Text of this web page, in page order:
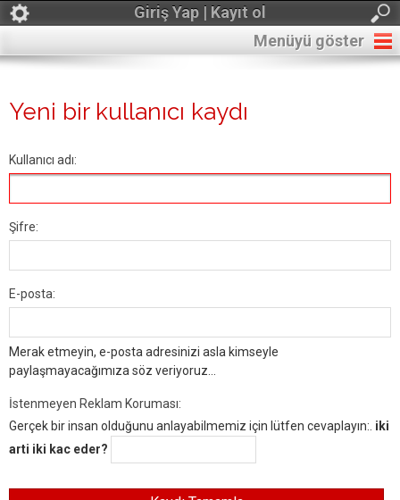
Giriş Yap | Kayıt ol
Menüyü göster
Yeni bir kullanıcı kaydı
Kullanıcı adı:
Şifre:
E-posta:
Merak etmeyin, e-posta adresinizi asla kimseyle
paylaşmayacağımıza söz veriyoruz...
İstenmeyen Reklam Koruması:
Gerçek bir insan olduğunu anlayabilmemiz için lütfen cevaplayın:. iki
arti iki kac eder?